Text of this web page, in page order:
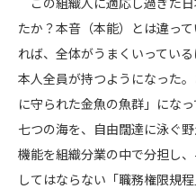
たか？本音（本能）とは違っ
れば、全体がうまくいってい
本人全員が持つようになった
に守られた金魚の魚群」にな
七つの海を、自由闊達に泳ぐ
機能を組織分業の中で分担し
してはならない「職務権限規